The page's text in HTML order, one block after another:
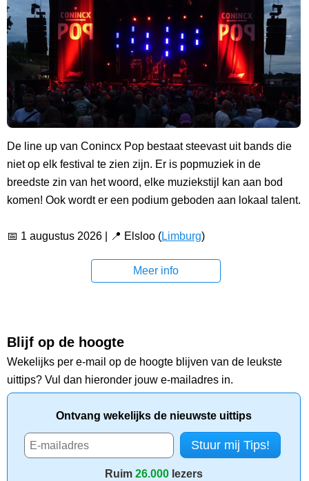
De line up van Conincx Pop bestaat steevast uit bands die
niet op elk festival te zien zijn. Er is popmuziek in de
breedste zin van het woord, elke muziekstijl kan aan bod
komen! Ook wordt er een podium geboden aan lokaal talent.
📅 1 augustus 2026 | 📍 Elsloo (Limburg)
Meer info
Blijf op de hoogte
Wekelijks per e-mail op de hoogte blijven van de leukste
uittips? Vul dan hieronder jouw e-mailadres in.
Ontvang wekelijks de nieuwste uittips
Ruim 26.000 lezers